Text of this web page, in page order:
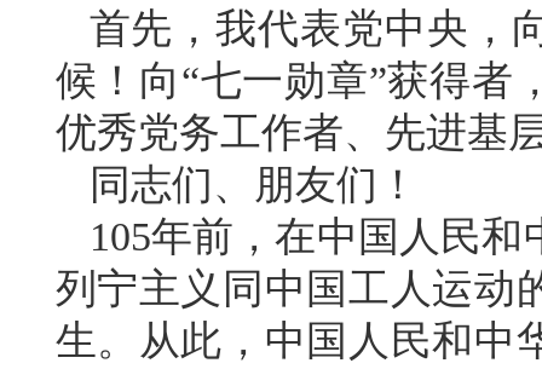
首先，我代表党中央，
候！向“七一勋章”获得者
优秀党务工作者、先进基
同志们、朋友们！
105年前，在中国人民
列宁主义同中国工人运动
生。从此，中国人民和中